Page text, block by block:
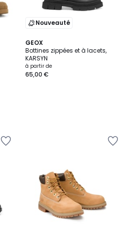
Nouveauté
GEOX
Bottines zippées et à lacets,
KARSYN
à partir de
65,00 €